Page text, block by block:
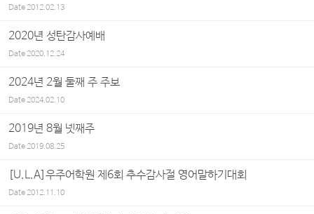
Date2012.02.13
2020년 성탄감사예배
Date2020.12.24
2024년 2월 둘째 주 주보
Date2024.02.10
2019년 8월 넷째주
Date2019.08.25
[U.L.A]우주어학원 제6회 추수감사절 영어말하기대회
Date2012.11.10